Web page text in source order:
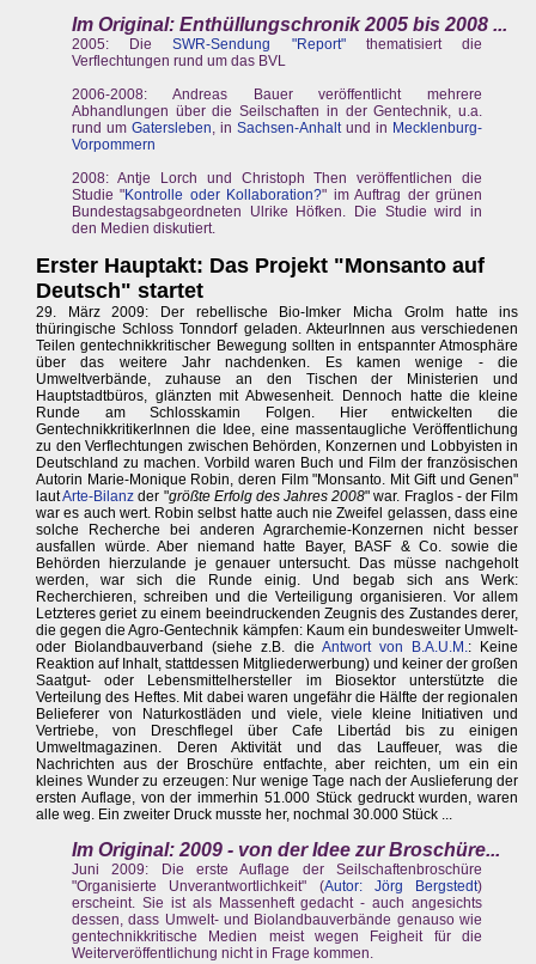
Im Original: Enthüllungschronik 2005 bis 2008 ...
2005: DieSWR-Sendung "Report"thematisiert die
Verflechtungen rund um das BVL
2006-2008: Andreas Bauer veröffentlicht mehrere
Abhandlungen über die Seilschaften in der Gentechnik, u.a.
rund umGatersleben, inSachsen-Anhaltund in Mecklenburg-
Vorpommern
2008: Antje Lorch und Christoph Then veröffentlichen die
Studie "Kontrolle oder Kollaboration?" im Auftrag der grünen
Bundestagsabgeordneten Ulrike Höfken. Die Studie wird in
den Medien diskutiert.
Erster Hauptakt: Das Projekt "Monsanto auf
Deutsch" startet
29. März 2009: Der rebellische Bio-Imker Micha Grolm hatte ins
thüringische Schloss Tonndorf geladen. AkteurInnen aus verschiedenen
Teilen gentechnikkritischer Bewegung sollten in entspannter Atmosphäre
über das weitere Jahr nachdenken. Es kamen wenige - die
Umweltverbände, zuhause an den Tischen der Ministerien und
Hauptstadtbüros, glänzten mit Abwesenheit. Dennoch hatte die kleine
Runde am Schlosskamin Folgen. Hier entwickelten die
GentechnikkritikerInnen die Idee, eine massentaugliche Veröffentlichung
zu den Verflechtungen zwischen Behörden, Konzernen und Lobbyisten in
Deutschland zu machen. Vorbild waren Buch und Film der französischen
Autorin Marie-Monique Robin, deren Film "Monsanto. Mit Gift und Genen"
lautArte-Bilanz der "größte Erfolg des Jahres 2008" war. Fraglos - der Film
war es auch wert. Robin selbst hatte auch nie Zweifel gelassen, dass eine
solche Recherche bei anderen Agrarchemie-Konzernen nicht besser
ausfallen würde. Aber niemand hatte Bayer, BASF & Co. sowie die
Behörden hierzulande je genauer untersucht. Das müsse nachgeholt
werden, war sich die Runde einig. Und begab sich ans Werk:
Recherchieren, schreiben und die Verteiligung organisieren. Vor allem
Letzteres geriet zu einem beeindruckenden Zeugnis des Zustandes derer,
die gegen die Agro-Gentechnik kämpfen: Kaum ein bundesweiter Umwelt-
oder Biolandbauverband (siehe z.B. die Antwort von B.A.U.M.: Keine
Reaktion auf Inhalt, stattdessen Mitgliederwerbung) und keiner der großen
Saatgut- oder Lebensmittelhersteller im Biosektor unterstützte die
Verteilung des Heftes. Mit dabei waren ungefähr die Hälfte der regionalen
Belieferer von Naturkostläden und viele, viele kleine Initiativen und
Vertriebe, von Dreschflegel über Cafe Libertád bis zu einigen
Umweltmagazinen. Deren Aktivität und das Lauffeuer, was die
Nachrichten aus der Broschüre entfachte, aber reichten, um ein ein
kleines Wunder zu erzeugen: Nur wenige Tage nach der Auslieferung der
ersten Auflage, von der immerhin 51.000 Stück gedruckt wurden, waren
alle weg. Ein zweiter Druck musste her, nochmal 30.000 Stück ...
Im Original: 2009 - von der Idee zur Broschüre...
Juni 2009: Die erste Auflage der Seilschaftenbroschüre
"Organisierte Unverantwortlichkeit" (Autor: Jörg Bergstedt)
erscheint. Sie ist als Massenheft gedacht - auch angesichts
dessen, dass Umwelt- und Biolandbauverbände genauso wie
gentechnikkritische Medien meist wegen Feigheit für die
Weiterveröffentlichung nicht in Frage kommen.